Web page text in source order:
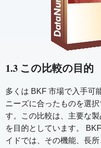
1.3 この比較の目的
多くは BKF 市場で入手可
ニーズに合ったものを選
す。この比較は、主要な
を目的としています。
イドでは、その機能、長